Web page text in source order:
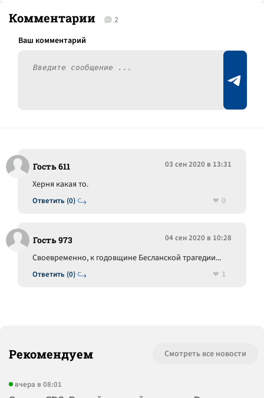
Комментарии 2
Гость 611 03 сен 2020 в 13:31
Ответить (0)
Херня какая то.
0
Гость 973 04 сен 2020 в 10:28
Ответить (0)
Своевременно, к годовщине Бесланской трагедии...
1
Рекомендуем Смотреть все новости
вчера в 08:01